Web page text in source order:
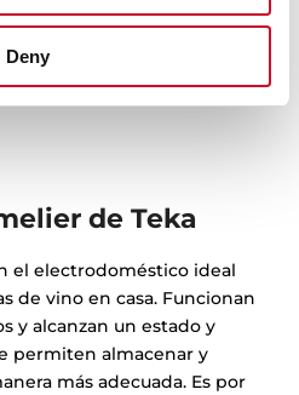
Deny
con capacidad para 24
de Teka
el electrodoméstico ideal
de vino en casa. Funcionan
y alcanzan un estado y
permiten almacenar y
más adecuada. Es por